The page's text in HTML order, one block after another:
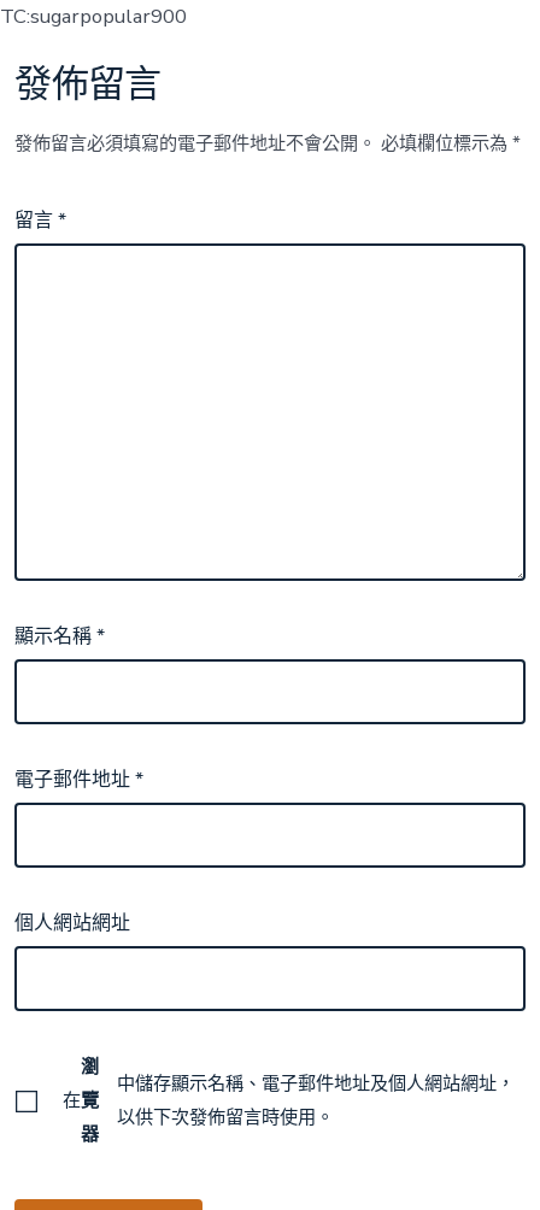
TC:sugarpopular900
發佈留言
發佈留言必須填寫的電子郵件地址不會公開。 必填欄位標示為*
留言*
顯示名稱*
電子郵件地址*
個人網站網址
在
瀏
覽
器
中儲存顯示名稱、電子郵件地址及個人網站網址，
以供下次發佈留言時使用。